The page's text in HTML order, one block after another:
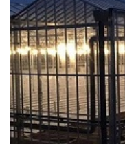
Biostimulacija
Dezinfekcija
Feromoni i
Folije i
Oprema i
Semena povrća
Sredstva za
Sredstva za